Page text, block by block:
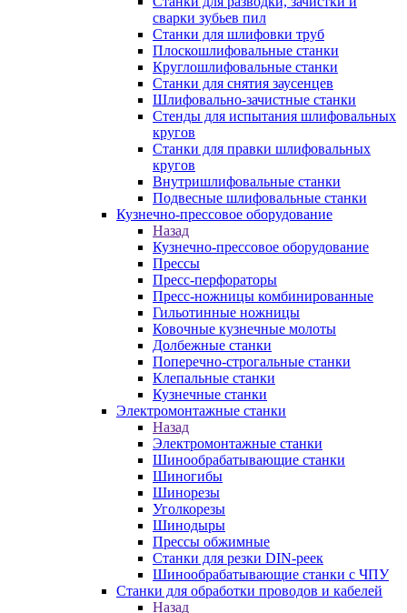
сварки зубьев пил
Станки для шлифовки труб
Плоскошлифовальные станки
Круглошлифовальные станки
Станки для снятия заусенцев
Шлифовально-зачистные станки
Стенды для испытания шлифовальных
кругов
Станки для правки шлифовальных
кругов
Внутришлифовальные станки
Подвесные шлифовальные станки
Кузнечно-прессовое оборудование
Назад
Кузнечно-прессовое оборудование
Прессы
Пресс-перфораторы
Пресс-ножницы комбинированные
Гильотинные ножницы
Ковочные кузнечные молоты
Долбежные станки
Поперечно-строгальные станки
Клепальные станки
Кузнечные станки
Электромонтажные станки
Назад
Электромонтажные станки
Шинообрабатывающие станки
Шиногибы
Шинорезы
Уголкорезы
Шинодыры
Прессы обжимные
Станки для резки DIN-реек
Шинообрабатывающие станки с ЧПУ
Станки для обработки проводов и кабелей
Назад